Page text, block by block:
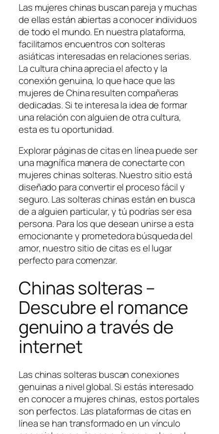
Las mujeres chinas buscan pareja y muchas
de ellas están abiertas a conocer individuos
de todo el mundo. En nuestra plataforma,
facilitamos encuentros con solteras
asiáticas interesadas en relaciones serias.
La cultura china aprecia el afecto y la
conexión genuina, lo que hace que las
mujeres de China resulten compañeras
dedicadas. Si te interesa la idea de formar
una relación con alguien de otra cultura,
esta es tu oportunidad.
Explorar páginas de citas en línea puede ser
una magnífica manera de conectarte con
mujeres chinas solteras. Nuestro sitio está
diseñado para convertir el proceso fácil y
seguro. Las solteras chinas están en busca
de a alguien particular, y tú podrías ser esa
persona. Para los que desean unirse a esta
emocionante y prometedora búsqueda del
amor, nuestro sitio de citas es el lugar
perfecto para comenzar.
Chinas solteras –
Descubre el romance
genuino a través de
internet
Las chinas solteras buscan conexiones
genuinas a nivel global. Si estás interesado
en conocer a mujeres chinas, estos portales
son perfectos. Las plataformas de citas en
línea se han transformado en un vínculo